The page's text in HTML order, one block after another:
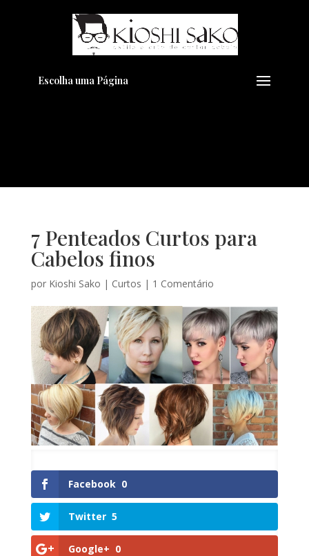
Escolha uma Página
7 Penteados Curtos para
Cabelos finos
por Kioshi Sako | Curtos | 1 Comentário
Facebook 0
Twitter 5
Google+ 0
Pensando em transformar seu
Visual??